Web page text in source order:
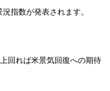
指数が発表されます。
回れば米景気回復への期待